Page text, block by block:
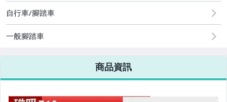
手機、配件與通訊
美容保養與彩妝
電腦、平板與周邊
運動、戶外與休閒
自行車/腳踏車
一般腳踏車
商品資訊